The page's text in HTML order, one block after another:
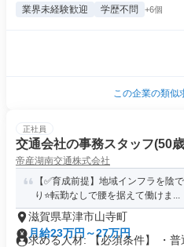
業界未経験歓迎 学歴不問 +6個
この企業の類似
正社員
交通会社の事務スタッフ(50
帝産湖南交通株式会社
【✅育成前提】地域インフラを陰
り⭐転勤なしで腰を据えて働けま...
滋賀県草津市山寺町
月給23万円～27万円
求める人材: 【必須条件】 ・